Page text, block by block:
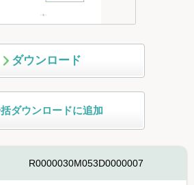
ダウンロード
ダウンロードに追加
R0000030M053D0000007